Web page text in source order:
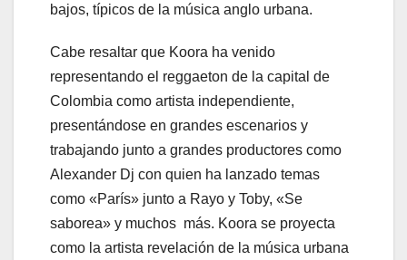
bajos, típicos de la música anglo urbana.
Cabe resaltar que Koora ha venido
representando el reggaeton de la capital de
Colombia como artista independiente,
presentándose en grandes escenarios y
trabajando junto a grandes productores como
Alexander Dj con quien ha lanzado temas
como «París» junto a Rayo y Toby, «Se
saborea» y muchos más. Koora se proyecta
como la artista revelación de la música urbana